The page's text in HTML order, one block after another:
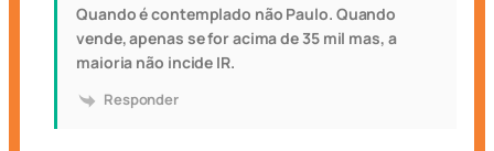
Quando é contemplado não Paulo. Quando
vende, apenas se for acima de 35 mil mas, a
maioria não incide IR.
Responder